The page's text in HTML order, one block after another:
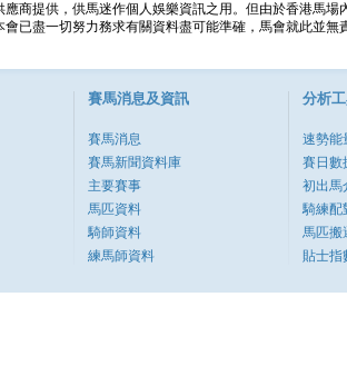
應商提供，供馬迷作個人娛樂資訊之用。但由於香港馬
會已盡一切努力務求有關資料盡可能準確，馬會就此並
賽馬消息及資訊
賽馬消息
賽馬新聞資料庫
主要賽事
馬匹資料
騎師資料
練馬師資料
分析
速勢能
賽日數
初出馬
騎練配
馬匹搬
貼士指